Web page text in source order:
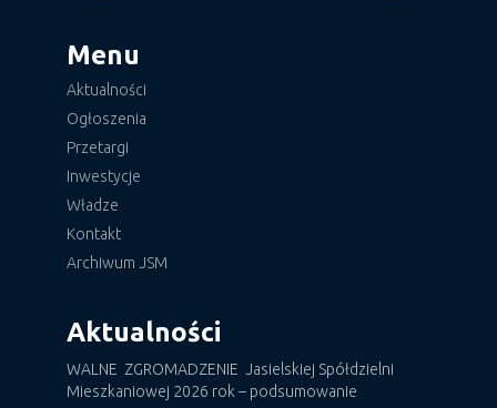
Menu
Aktualności
Ogłoszenia
Przetargi
Inwestycje
Władze
Kontakt
Archiwum JSM
Aktualności
WALNE ZGROMADZENIE Jasielskiej Spółdzielni
Mieszkaniowej 2026 rok – podsumowanie